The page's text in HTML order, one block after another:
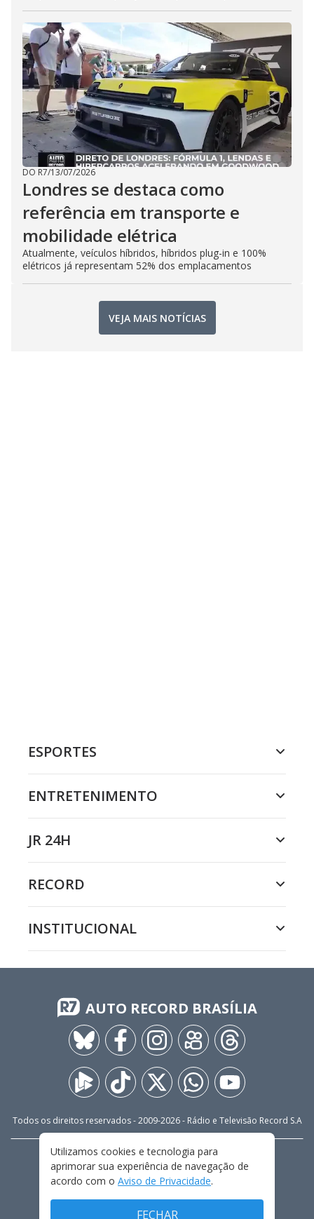
DO R7/13/07/2026
Londres se destaca como
referência em transporte e
mobilidade elétrica
Atualmente, veículos híbridos, híbridos plug-in e 100%
elétricos já representam 52% dos emplacamentos
VEJA MAIS NOTÍCIAS
ESPORTES
ENTRETENIMENTO
JR 24H
RECORD
INSTITUCIONAL
AUTO RECORD BRASÍLIA
Todos os direitos reservados - 2009-2026- Rádio e Televisão Record S.A
FALE CONOSCO
PRIVACIDADE
TERMOS E CONDIÇÕES DE USO
Utilizamos cookies e tecnologia para
aprimorar sua experiência de navegação de
acordo com o Aviso de Privacidade.
FECHAR